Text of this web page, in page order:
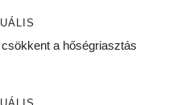
a hőségriasztás